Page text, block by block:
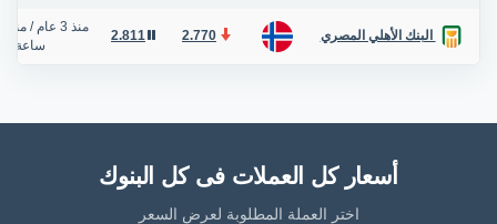
البنك الأهلي المصري 2.770
2.811
منذ 3 عام / منذ
ساعة
أسعار كل العملات فى كل البنوك
اختر العملة المطلوبة لعرض السعر